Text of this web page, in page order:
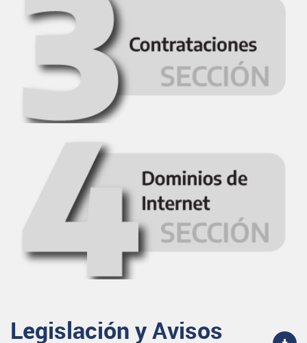
Legislación y Avisos